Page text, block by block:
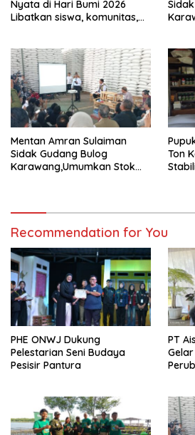
Nyata di Hari Bumi 2026
Libatkan siswa, komunitas,
Mentan Amran Sulaiman
Sidak Gudang Bulog
Karawang,Umumkan Stok
Ton
Recommendation for You
PHE ONWJ Dukung
Pelestarian Seni Budaya
Pesisir Pantura
PT